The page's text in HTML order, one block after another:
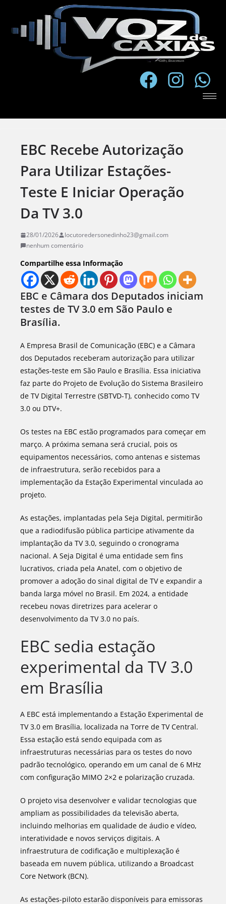
EBC Recebe Autorização
Para Utilizar Estações-
Teste E Iniciar Operação
Da TV 3.0
28/01/2026
locutoredersonedinho23@gmail.com
nenhum comentário
Compartilhe essa Informação
EBC e Câmara dos Deputados iniciam
testes de TV 3.0 em São Paulo e
Brasília.
A Empresa Brasil de Comunicação (EBC) e a Câmara
dos Deputados receberam autorização para utilizar
estações-teste em São Paulo e Brasília. Essa iniciativa
faz parte do Projeto de Evolução do Sistema Brasileiro
de TV Digital Terrestre (SBTVD-T), conhecido como TV
3.0 ou DTV+.
Os testes na EBC estão programados para começar em
março. A próxima semana será crucial, pois os
equipamentos necessários, como antenas e sistemas
de infraestrutura, serão recebidos para a
implementação da Estação Experimental vinculada ao
projeto.
As estações, implantadas pela Seja Digital, permitirão
que a radiodifusão pública participe ativamente da
implantação da TV 3.0, seguindo o cronograma
nacional. A Seja Digital é uma entidade sem fins
lucrativos, criada pela Anatel, com o objetivo de
promover a adoção do sinal digital de TV e expandir a
banda larga móvel no Brasil. Em 2024, a entidade
recebeu novas diretrizes para acelerar o
desenvolvimento da TV 3.0 no país.
EBC sedia estação
experimental da TV 3.0
em Brasília
A EBC está implementando a Estação Experimental de
TV 3.0 em Brasília, localizada na Torre de TV Central.
Essa estação está sendo equipada com as
infraestruturas necessárias para os testes do novo
padrão tecnológico, operando em um canal de 6 MHz
com configuração MIMO 2×2 e polarização cruzada.
O projeto visa desenvolver e validar tecnologias que
ampliam as possibilidades da televisão aberta,
incluindo melhorias em qualidade de áudio e vídeo,
interatividade e novos serviços digitais. A
infraestrutura de codificação e multiplexação é
baseada em nuvem pública, utilizando a Broadcast
Core Network (BCN).
As estações-piloto estarão disponíveis para emissoras